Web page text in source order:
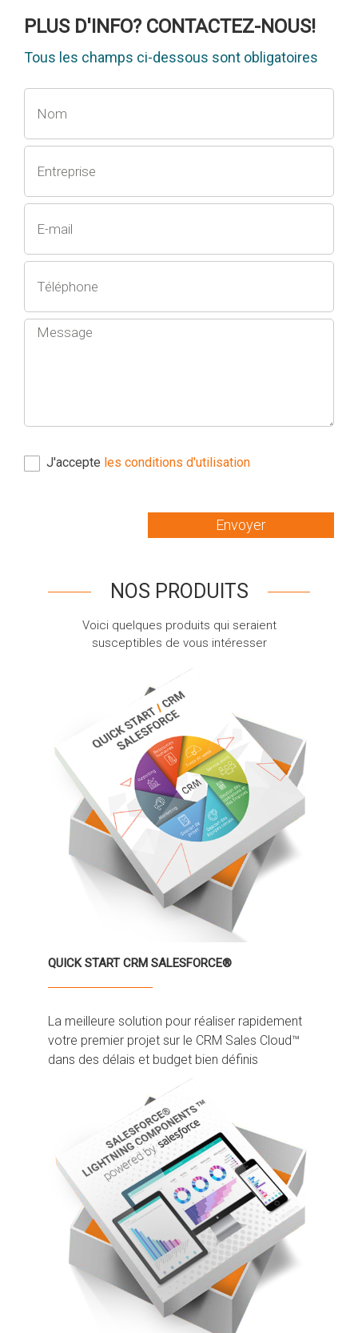
PLUS D'INFO? CONTACTEZ-NOUS!
Tous les champs ci-dessous sont obligatoires
J'accepte les conditions d'utilisation
Envoyer
NOS PRODUITS
Voici quelques produits qui seraient
susceptibles de vous intéresser
QUICK START CRM SALESFORCE®
La meilleure solution pour réaliser rapidement
votre premier projet sur le CRM Sales Cloud™
dans des délais et budget bien définis